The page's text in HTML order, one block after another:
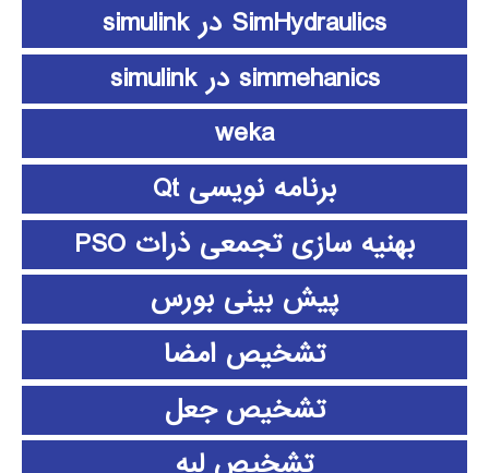
SimHydraulics در simulink
simmehanics در simulink
weka
برنامه نویسی Qt
بهنیه سازی تجمعی ذرات PSO
پیش بینی بورس
تشخیص امضا
تشخیص جعل
تشخیص لبه